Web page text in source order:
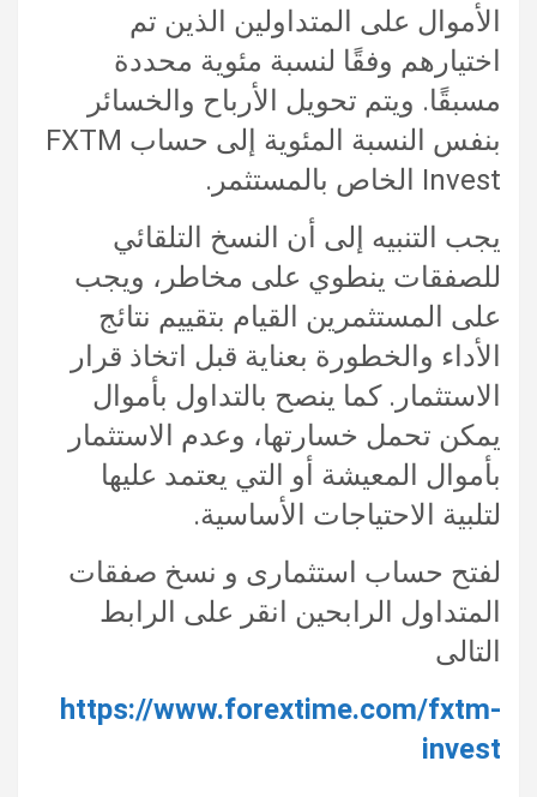
الأموال على المتداولين الذين تم
اختيارهم وفقًا لنسبة مئوية محددة
مسبقًا. ويتم تحويل الأرباح والخسائر
بنفس النسبة المئوية إلى حساب FXTM
Invest الخاص بالمستثمر.
يجب التنبيه إلى أن النسخ التلقائي
للصفقات ينطوي على مخاطر، ويجب
على المستثمرين القيام بتقييم نتائج
الأداء والخطورة بعناية قبل اتخاذ قرار
الاستثمار. كما ينصح بالتداول بأموال
يمكن تحمل خسارتها، وعدم الاستثمار
بأموال المعيشة أو التي يعتمد عليها
لتلبية الاحتياجات الأساسية.
لفتح حساب استثمارى و نسخ صفقات
المتداول الرابحين انقر على الرابط
التالى
https://www.forextime.com/fxtm-
invest